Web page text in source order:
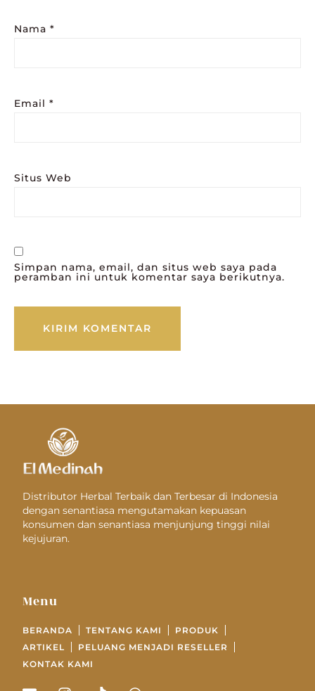
Nama *
Email *
Situs Web
Simpan nama, email, dan situs web saya pada
peramban ini untuk komentar saya berikutnya.
Distributor Herbal Terbaik dan Terbesar di Indonesia
dengan senantiasa mengutamakan kepuasan
konsumen dan senantiasa menjunjung tinggi nilai
kejujuran.
Menu
BERANDA TENTANG KAMI
PRODUK
ARTIKEL
PELUANG MENJADI RESELLER
KONTAK KAMI